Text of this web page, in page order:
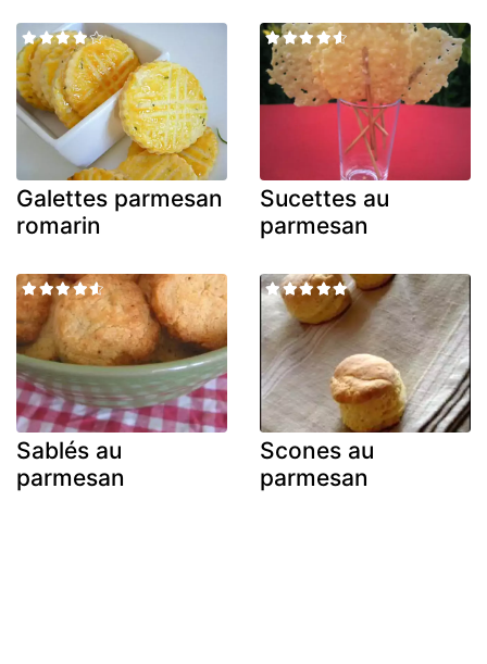
Galettes parmesan
romarin
Sucettes au
parmesan
Sablés au
parmesan
Scones au
parmesan